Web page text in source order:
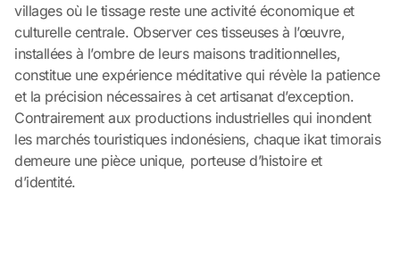
villages où le tissage reste une activité économique et
culturelle centrale. Observer ces tisseuses à l’œuvre,
installées à l’ombre de leurs maisons traditionnelles,
constitue une expérience méditative qui révèle la patience
et la précision nécessaires à cet artisanat d’exception.
Contrairement aux productions industrielles qui inondent
les marchés touristiques indonésiens, chaque ikat timorais
demeure une pièce unique, porteuse d’histoire et
d’identité.